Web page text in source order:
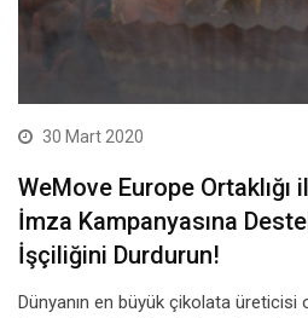
30 Mart 2020
WeMove Europe
İmza Kampanyasına
İşçiliğini Durdurun!
Dünyanın en büyük çikolata üreticisi